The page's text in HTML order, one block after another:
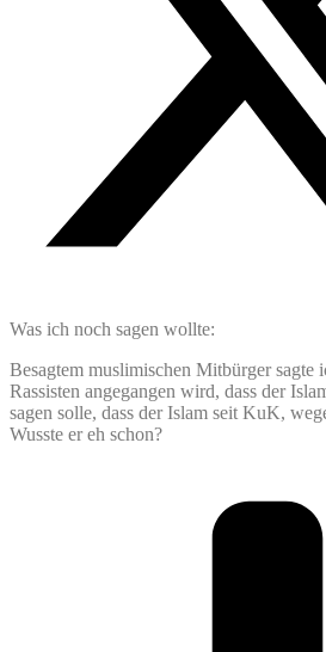
Was ich noch sagen wollte:
Besagtem muslimischen Mitbürger sagte
Rassisten angegangen wird, dass der
sagen solle, dass der Islam seit KuK,
Wusste er eh schon?